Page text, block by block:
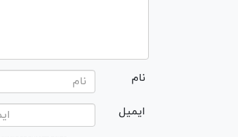
نام
ایمیل